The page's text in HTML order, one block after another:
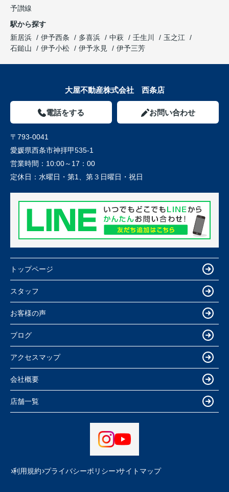
予讃線
駅から探す
新居浜
伊予西条 多喜浜 中萩 壬生川
玉之江
石鎚山
伊予小松 伊予氷見 伊予三芳
大屋不動産株式会社 西条店
電話をする お問い合わせ
〒793-0041
愛媛県西条市神拝甲535-1
営業時間： 10:00～17：00
定休日： 水曜日・第1、第３日曜日・祝日
トップページ
スタッフ
お客様の声
ブログ
アクセスマップ
会社概要
店舗一覧
利用規約 プライバシーポリシー サイトマップ